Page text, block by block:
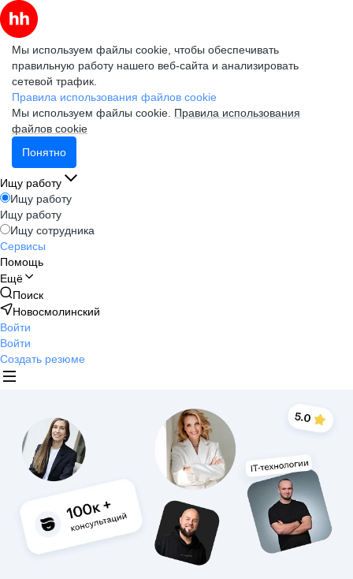
Мы используем файлы cookie, чтобы обеспечивать
правильную работу нашего веб-сайта и анализировать
сетевой трафик.
Правила использования файлов cookie
Мы используем файлы cookie. Правила использования
файлов cookie
Понятно
Ищу работу
Ищу работу
Ищу работу
Ищу сотрудника
Сервисы
Помощь
Ещё
Поиск
Новосмолинский
Войти
Войти
Создать резюме